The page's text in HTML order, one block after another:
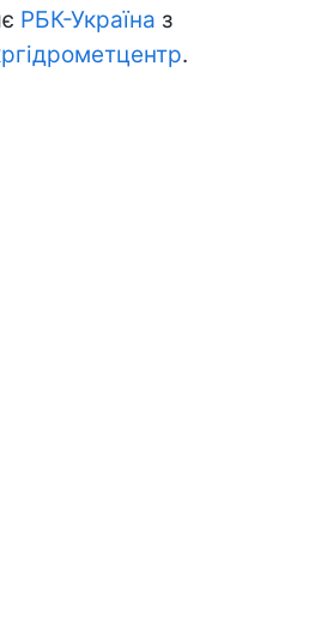
РБК-Україна з
.